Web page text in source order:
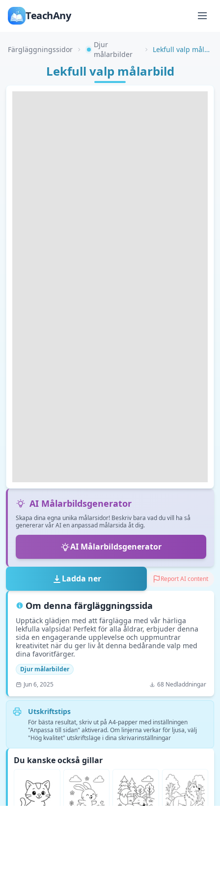
TeachAny
Färgläggningssidor
Djur
målarbilder
Lekfull valp målarbild
Lekfull valp målarbild
AI Målarbildsgenerator
Skapa dina egna unika målarsidor! Beskriv bara vad du vill ha så
genererar vår AI en anpassad målarsida åt dig.
AI Målarbildsgenerator
Ladda ner Report AI content
Om denna färgläggningssida
Upptäck glädjen med att färglägga med vår härliga
lekfulla valpsida! Perfekt för alla åldrar, erbjuder denna
sida en engagerande upplevelse och uppmuntrar
kreativitet när du ger liv åt denna bedårande valp med
dina favoritfärger.
Djur målarbilder
Jun 6, 2025
68 Nedladdningar
Utskriftstips
För bästa resultat, skriv ut på A4-papper med inställningen
"Anpassa till sidan" aktiverad. Om linjerna verkar för ljusa, välj
"Hög kvalitet" utskriftsläge i dina skrivarinställningar
Du kanske också gillar